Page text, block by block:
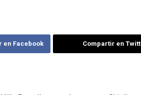
en Facebook Compartir en